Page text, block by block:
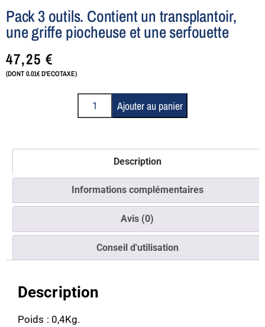
Pack 3 outils. Contient un transplantoir,
une griffe piocheuse et une serfouette
47,25€
(DONT 0.01€ D'ECOTAXE)
Ajouter au panier
Description
Informations complémentaires
Avis (0)
Conseil d'utilisation
Description
Poids : 0,4Kg.